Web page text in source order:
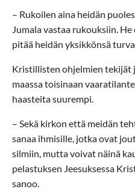
– Rukoilen aina heidän
Jumala vastaa rukouksiin.
pitää heidän yksikkönsä
Kristillisten ohjelmien tekijät
maassa toisinaan
haasteita suurempi.
– Sekä kirkon että meidän
sanaa ihmisille, jotka ovat
silmiin, mutta voivat näinä
pelastuksen Jeesuksessa
sanoo.